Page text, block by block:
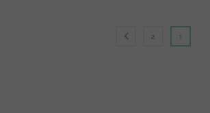
1
2